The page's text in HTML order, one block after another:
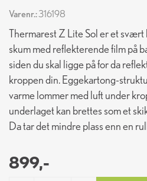
Varenr.:316198
Thermarest Z Lite Sol er et
skum med reflekterende film på
siden du skal ligge på for da
kroppen din. Eggekartong-
varme lommer med luft under
underlaget kan brettes som et
Da tar det mindre plass enn en
899,-